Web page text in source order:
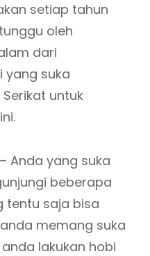
setiap tahun
oleh
dari
yang suka
untuk
– Anda yang suka
beberapa
tentu saja bisa
memang suka
lakukan hobi